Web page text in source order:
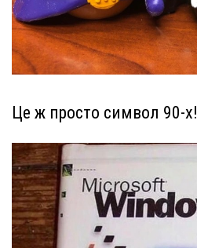
Це ж просто символ 90-х!